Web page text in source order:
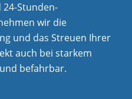
Stunden-
wir die
und das Streuen Ihrer
auch bei starkem
befahrbar.